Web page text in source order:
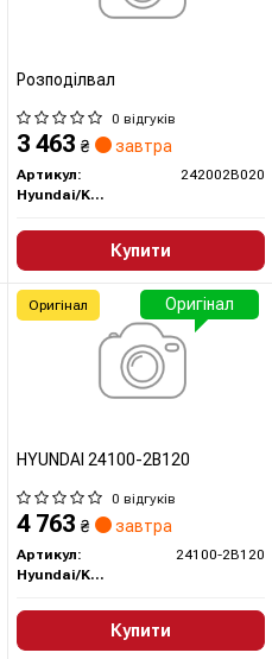
Розподілвал
0 відгуків
3 463 ₴ завтра
Артикул:
242002B020
Hyundai/Kia/Mobis
Купити
HYUNDAI 24100-2B120
0 відгуків
4 763 ₴ завтра
Артикул:
24100-2B120
Hyundai/Kia/Mobis
Купити
Оригінал
Оригінал